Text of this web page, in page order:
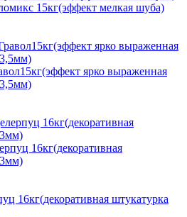
15кг(эффект мелкая шуба)
ярко выраженная
16кг(декоративная